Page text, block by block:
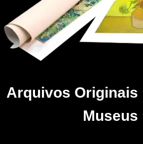
Arquivos Originais
Museus